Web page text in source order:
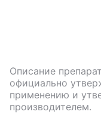
Описание
официально
применению и
производителем.